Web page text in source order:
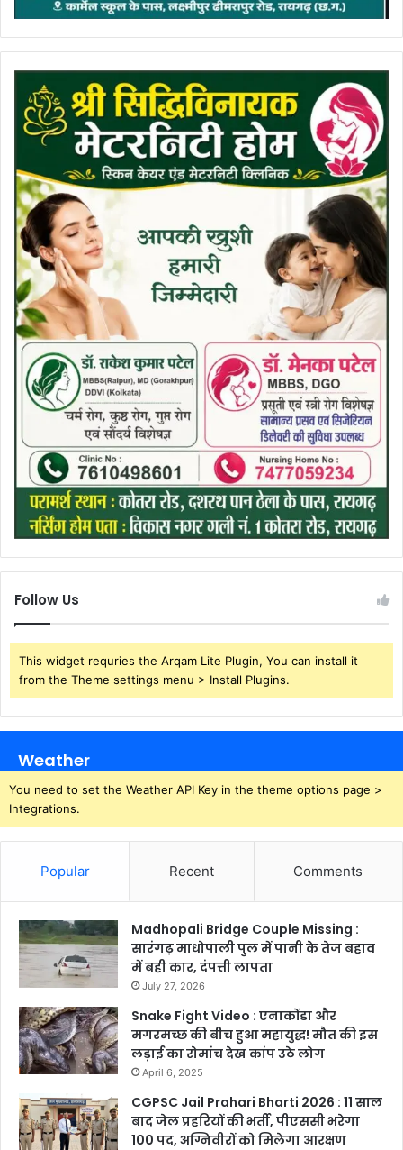
Follow Us
This widget requries the Arqam Lite Plugin, You can install it
from the Theme settings menu > Install Plugins.
Weather
You need to set the Weather API Key in the theme options page >
Integrations.
Popular Recent Comments
Madhopali Bridge Couple Missing :
सारंगढ़ माधोपाली पुल में पानी के तेज बहाव
में बही कार, दंपत्ती लापता
July 27, 2026
Snake Fight Video : एनाकोंडा और
मगरमच्छ की बीच हुआ महायुद्ध! मौत की इस
लड़ाई का रोमांच देख कांप उठे लोग
April 6, 2025
CGPSC Jail Prahari Bharti 2026 : 11 साल
बाद जेल प्रहरियों की भर्ती, पीएससी भरेगा
100 पद, अग्निवीरों को मिलेगा आरक्षण